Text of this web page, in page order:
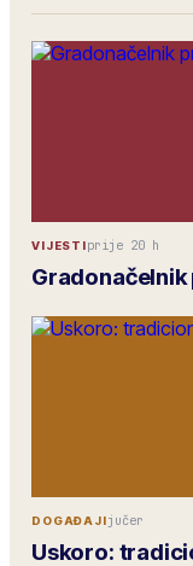
VIJESTIprije 20 h
DOGAĐAJIjučer
Uskoro: